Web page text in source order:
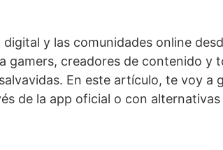
y las comunidades online
creadores de contenido y
En este artículo, te voy a
de la app oficial o con